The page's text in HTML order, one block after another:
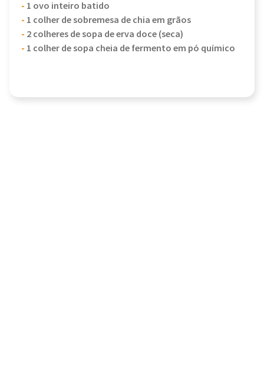
- 1 ovo inteiro batido
- 1 colher de sobremesa de chia em grãos
- 2 colheres de sopa de erva doce (seca)
- 1 colher de sopa cheia de fermento em pó químico